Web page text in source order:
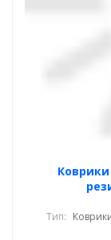
Коврики
Тип: